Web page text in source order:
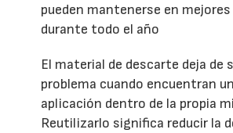
pueden mantenerse en
durante todo el año
El material de descarte deja de
problema cuando encuentran
aplicación dentro de la propia
Reutilizarlo significa reducir la